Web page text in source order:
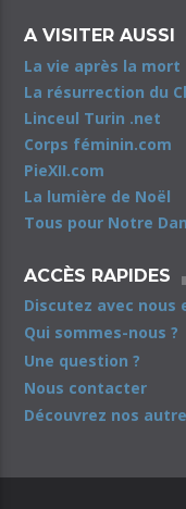
A VISITER AUSSI
La vie après la mort
La résurrection du
Linceul Turin .net
Corps féminin.com
PieXII.com
La lumière de Noël
Tous pour Notre
ACCÈS RAPIDES
Discutez avec nous
Qui sommes-nous ?
Une question ?
Nous contacter
Découvrez nos